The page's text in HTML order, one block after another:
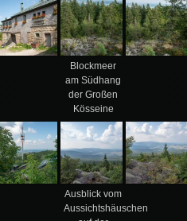
Blockmeer
am Südhang
der Großen
Kösseine
Ausblick vom
Aussichtshäuschen